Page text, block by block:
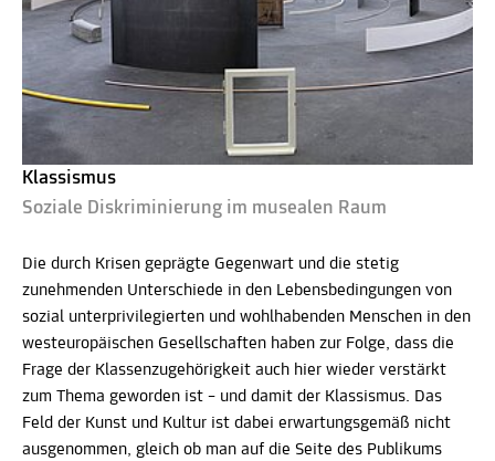
Klassismus
Soziale Diskriminierung im musealen Raum
Die durch Krisen geprägte Gegenwart und die stetig
zunehmenden Unterschiede in den Lebensbedingungen von
sozial unterprivilegierten und wohlhabenden Menschen in den
westeuropäischen Gesellschaften haben zur Folge, dass die
Frage der Klassenzugehörigkeit auch hier wieder verstärkt
zum Thema geworden ist – und damit der Klassismus. Das
Feld der Kunst und Kultur ist dabei erwartungsgemäß nicht
ausgenommen, gleich ob man auf die Seite des Publikums